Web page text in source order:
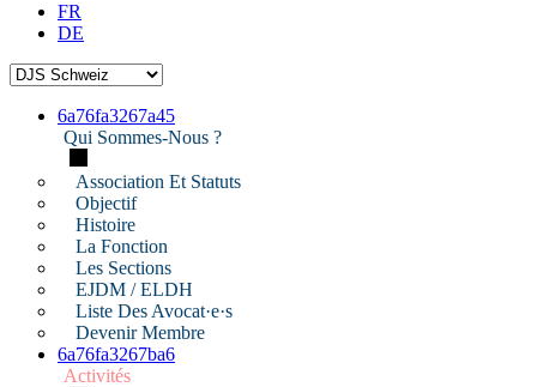
FR
DE
6a76fa3267a45
Qui Sommes-Nous ?
Association Et Statuts
Objectif
Histoire
La Fonction
Les Sections
EJDM / ELDH
Liste Des Avocat·e·s
Devenir Membre
6a76fa3267ba6
Activités